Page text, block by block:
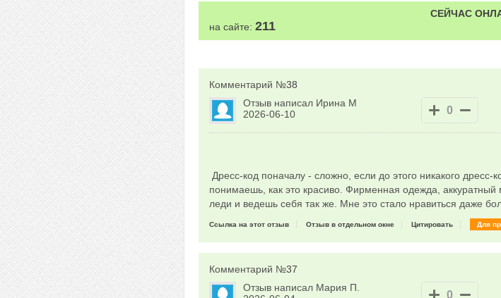
СЕЙЧАС
на сайте: 211
Комментарий №38
Отзыв написал Ирина М
2026-06-10
0
Дресс-код поначалу - сложно, если до этого никакого
понимаешь, как это красиво. Фирменная одежда,
леди и ведешь себя так же. Мне это стало нравиться даже
Ссылка на этот отзыв Отзыв в отдельном окне Цитировать Для
Комментарий №37
Отзыв написал Мария П.
0